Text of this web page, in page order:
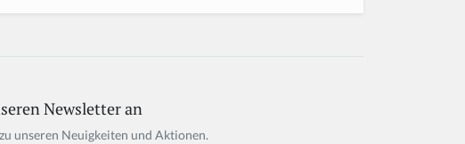
Newsletter an
unseren Neuigkeiten und Aktionen.